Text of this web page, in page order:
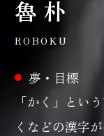
魯 朴
ROBOKU
夢・目標
「かく」とい
くなどの漢字